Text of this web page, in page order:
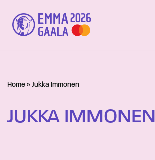
Siirry
suoraan
Home » Jukka Immonen
JUKKA IMMONEN